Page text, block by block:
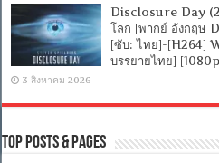
Disclosure Day
โลก [พากย์ อังกฤษ
[ซับ: ไทย]-[H264]
บรรยายไทย]
3 สิงหาคม 2026
Top Posts & Pages